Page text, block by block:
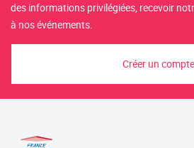
des informations privilégiées, recevoir
à nos événements.
Créer un compte